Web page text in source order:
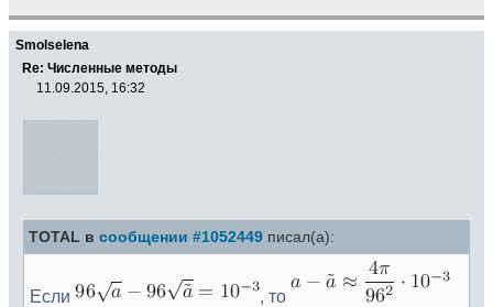
Smolselena
Re: Численные методы
11.09.2015, 16:32
TOTAL в сообщении #1052449 писал(а):
Если , то